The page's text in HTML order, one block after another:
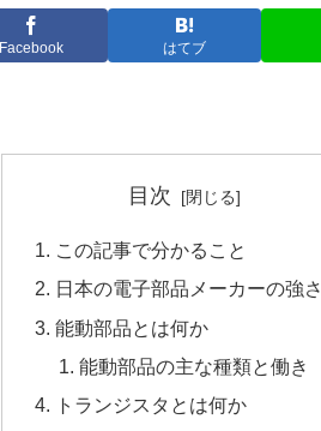
Facebook はてブ
目次
この記事で分かること
日本の電子部品メーカーの強さ
能動部品とは何か
能動部品の主な種類と働き
トランジスタとは何か